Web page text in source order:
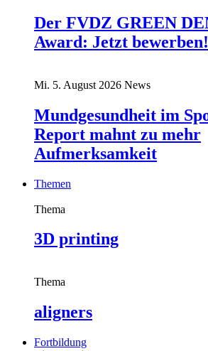
Der FVDZ GREEN
Award: Jetzt bewerben!
Mi. 5. August 2026 News
Mundgesundheit im
Report mahnt zu mehr
Aufmerksamkeit
Themen
Thema
3D printing
Thema
aligners
Fortbildung